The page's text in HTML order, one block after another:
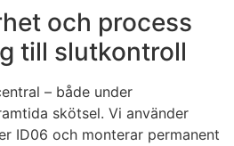
och process
till slutkontroll
– både under
skötsel. Vi använder
ID06 och monterar permanent